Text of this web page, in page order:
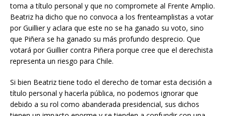
toma a título personal y que no compromete al Frente Amplio.
Beatriz ha dicho que no convoca a los frenteamplistas a votar
por Guillier y aclara que este no se ha ganado su voto, sino
que Piñera se ha ganado su más profundo desprecio. Que
votará por Guillier contra Piñera porque cree que el derechista
representa un riesgo para Chile.
Si bien Beatriz tiene todo el derecho de tomar esta decisión a
título personal y hacerla pública, no podemos ignorar que
debido a su rol como abanderada presidencial, sus dichos